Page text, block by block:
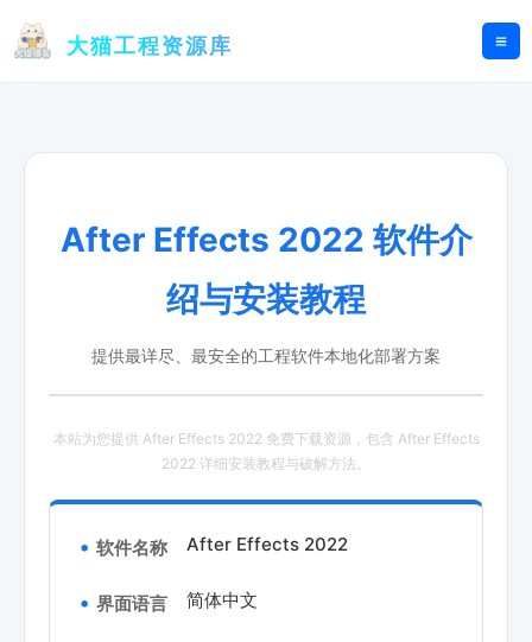
大猫工程资源库
After Effects 2022 软件介
绍与安装教程
提供最详尽、最安全的工程软件本地化部署方案
本站为您提供 After Effects 2022 免费下载资源，包含 After Effects
2022 详细安装教程与破解方法。
软件名称 After Effects 2022
界面语言 简体中文